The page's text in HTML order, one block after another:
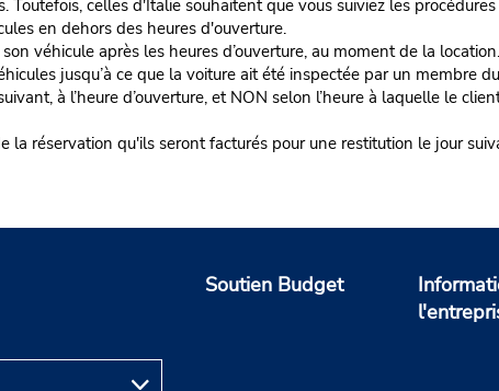
celles d'Italie souhaitent que vous suiviez les
en dehors des heures d'ouverture.
véhicule après les heures d’ouverture, au moment de la location.
jusqu’à ce que la voiture ait été inspectée par un membre
à l’heure d’ouverture, et NON selon l’heure à laquelle le
la réservation qu'ils seront facturés pour une restitution le jour
Soutien Budget